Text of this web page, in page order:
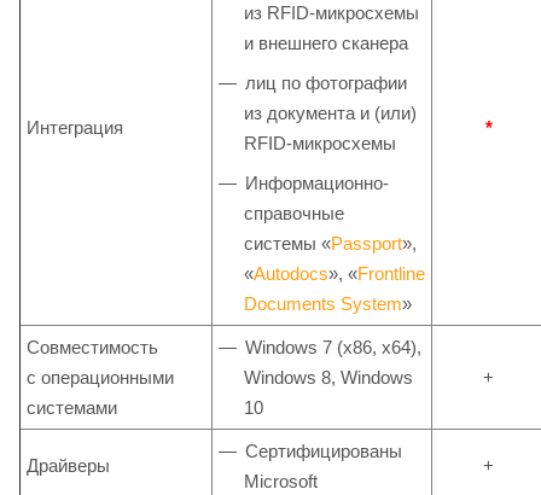
Интеграция
из RFID-микросхемы
и внешнего сканера
лиц по фотографии
из документа и (или)
RFID-микросхемы
Информационно-
справочные
системы «Passport»,
«Autodocs», «Frontline
Documents System»
*
Совместимость
с операционными
системами
Windows 7 (x86, x64),
Windows 8, Windows
10
+
Драйверы
Сертифицированы
Microsoft
+